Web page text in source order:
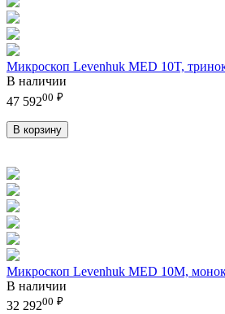
Микроскоп Levenhuk MED 10T,
В наличии
47 59200 ₽
В корзину
Микроскоп Levenhuk MED 10M,
В наличии
32 29200 ₽